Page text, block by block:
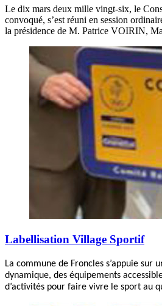
Le dix mars deux mille vingt-six, le
convoqué, s’est réuni en session
la présidence de M. Patrice VOIRIN,
Labellisation Village Sportif
La commune de Froncles s’appuie sur
dynamique, des équipements
d’activités pour faire vivre le sport au